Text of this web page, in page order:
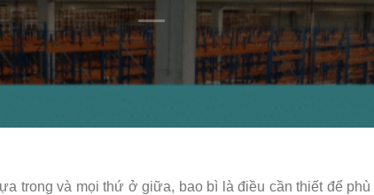
trong và mọi thứ ở giữa, bao bì là điều cần thiết để phù